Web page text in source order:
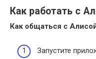
Как работать с
Как общаться с
Запустите